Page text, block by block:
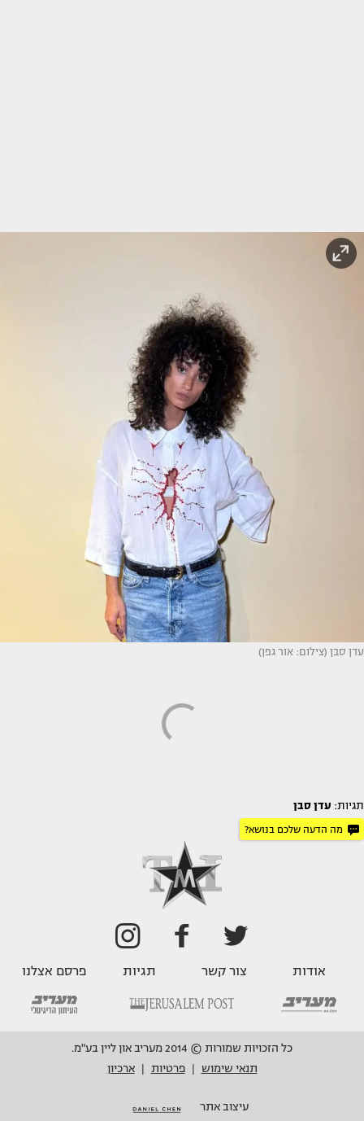
עדן סבן (צילום: אור גפן)
תגיות: עדן סבן
מה הדעה שלכם בנושא?
אודות צור קשר תגיות פרסם אצלנו
כל הזכויות שמורות © 2014 מעריב און ליין בע"מ.
תנאי שימוש
פרטיות ארכיון
עיצוב אתר